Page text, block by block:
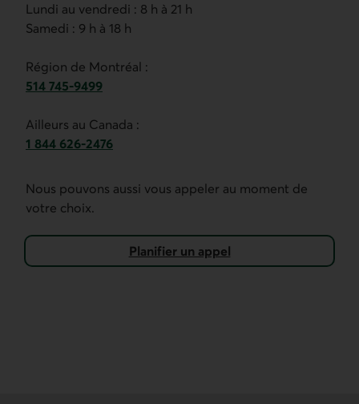
Lundi au vendredi : 8 h à 21 h
Samedi : 9 h à 18 h
Région de Montréal :
514 745-9499
Ailleurs au Canada :
1 844 626-2476
Nous pouvons aussi vous appeler au moment de
votre choix.
Planifier un appel
avec notre équipe des services de financement